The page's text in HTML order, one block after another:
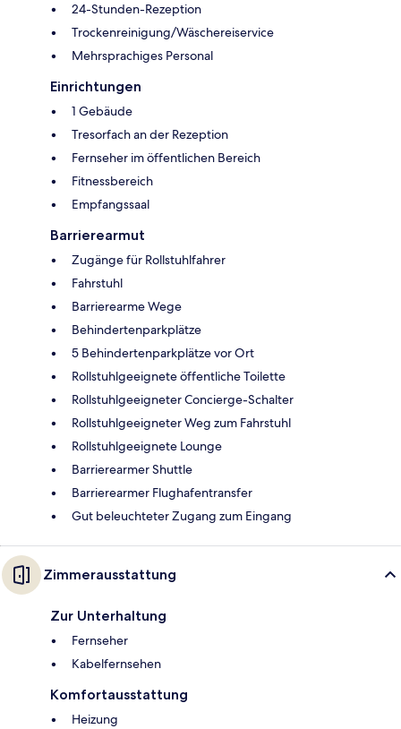
24-Stunden-Rezeption
Trockenreinigung/Wäschereiservice
Mehrsprachiges Personal
Einrichtungen
1 Gebäude
Tresorfach an der Rezeption
Fernseher im öffentlichen Bereich
Fitnessbereich
Empfangssaal
Barrierearmut
Zugänge für Rollstuhlfahrer
Fahrstuhl
Barrierearme Wege
Behindertenparkplätze
5 Behindertenparkplätze vor Ort
Rollstuhlgeeignete öffentliche Toilette
Rollstuhlgeeigneter Concierge-Schalter
Rollstuhlgeeigneter Weg zum Fahrstuhl
Rollstuhlgeeignete Lounge
Barrierearmer Shuttle
Barrierearmer Flughafentransfer
Gut beleuchteter Zugang zum Eingang
Zimmerausstattung
Zur Unterhaltung
Fernseher
Kabelfernsehen
Komfortausstattung
Heizung